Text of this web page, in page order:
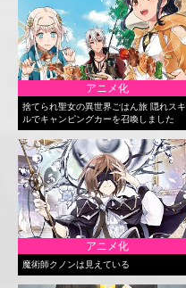
アニメ化
捨てられ聖女の異世界ごはん旅 隠れスキ
ルでキャンピングカーを召喚しました
アニメ化
魔術師クノンは見えている